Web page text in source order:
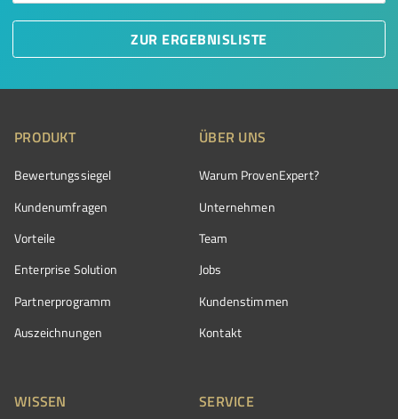
ZUR ERGEBNISLISTE
PRODUKT
Bewertungssiegel
Kundenumfragen
Vorteile
Enterprise Solution
Partnerprogramm
Auszeichnungen
ÜBER UNS
Warum ProvenExpert?
Unternehmen
Team
Jobs
Kundenstimmen
Kontakt
WISSEN SERVICE